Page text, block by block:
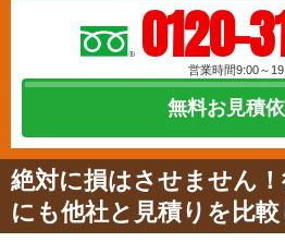
0120-
営業時間9:00～
無料お見積
絶対に損はさせません
にも他社と見積りを比較